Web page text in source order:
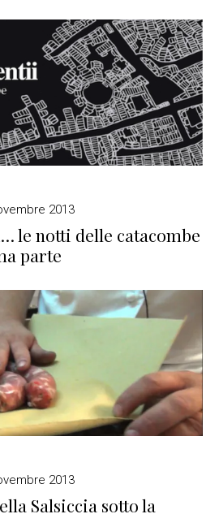
2013
le notti delle catacombe
parte
2013
Salsiccia sotto la